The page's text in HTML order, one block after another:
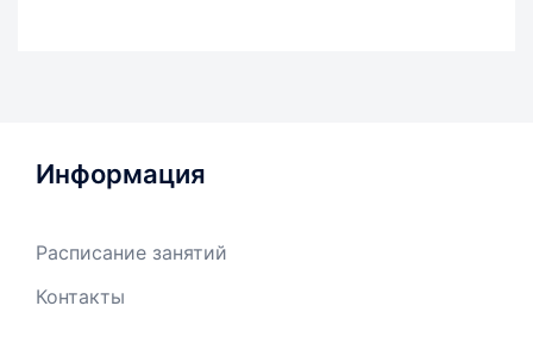
Информация
Расписание занятий
Контакты